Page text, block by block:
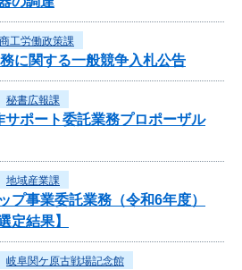
商工労働政策課
に関する一般競争入札公告
秘書広報課
ポート委託業務プロポーザル
地域産業課
プ事業委託業務（令和6年度）
定結果】
岐阜関ケ原古戦場記念館